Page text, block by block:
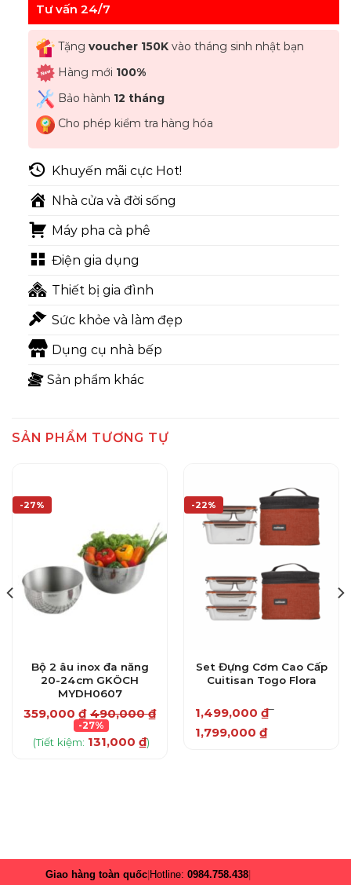
Tư vấn 24/7
Tặng voucher 150Kvào tháng sinh nhật bạn
Hàng mới 100%
Bảo hành 12 tháng
Cho phép kiểm tra hàng hóa
Khuyến mãi cực Hot!
Nhà cửa và đời sống
Máy pha cà phê
Điện gia dụng
Thiết bị gia đình
Sức khỏe và làm đẹp
Dụng cụ nhà bếp
Sản phẩm khác
SẢN PHẨM TƯƠNG TỰ
-27%
Bộ 2 âu inox đa năng
20-24cm GKÖCH
MYDH0607
359,000 ₫ 490,000₫
-27%
(Tiết kiệm: 131,000₫)
-22%
Set Đựng Cơm Cao Cấp
Cuitisan Togo Flora
1,499,000 ₫–
1,799,000 ₫
Khoảng
giá:
từ
Các
Giao hàng toàn quốc Hotline:0984.758.438